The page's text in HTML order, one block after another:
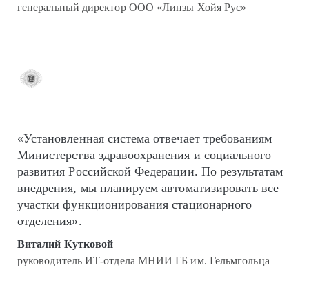
генеральный директор ООО «Линзы Хойя Рус»
«Установленная система отвечает требованиям
Министерства здравоохранения и социального
развития Российской Федерации. По результатам
внедрения, мы планируем автоматизировать все
участки функционирования стационарного
отделения».
Виталий Кутковой
руководитель ИТ-отдела МНИИ ГБ им. Гельмгольца